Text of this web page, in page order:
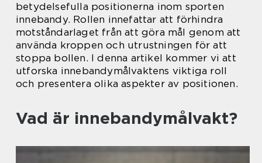
betydelsefulla positionerna inom sporten
innebandy. Rollen innefattar att förhindra
motståndarlaget från att göra mål genom att
använda kroppen och utrustningen för att
stoppa bollen. I denna artikel kommer vi att
utforska innebandymålvaktens viktiga roll
och presentera olika aspekter av positionen.
Vad är innebandymålvakt?